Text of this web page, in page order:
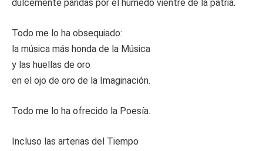
dulcemente paridas por el húmedo vientre de la patria.
Todo me lo ha obsequiado:
la música más honda de la Música
y las huellas de oro
en el ojo de oro de la Imaginación.
Todo me lo ha ofrecido la Poesía.
Incluso las arterias del Tiempo